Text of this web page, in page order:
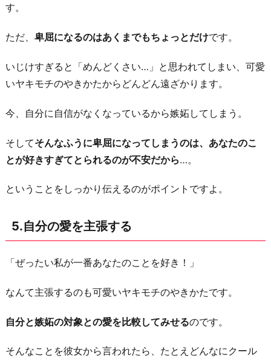
す。
ただ、 卑屈になるのはあくまでもちょっとだけです。
いじけすぎると「めんどくさい…」と思われてしまい、可愛
いヤキモチのやきかたからどんどん遠ざかります。
今、自分に自信がなくなっているから嫉妬してしまう。
そしてそんなふうに卑屈になってしまうのは、あなたのこ
とが好きすぎてとられるのが不安だから…。
ということをしっかり伝えるのがポイントですよ。
5.自分の愛を主張する
「ぜったい私が一番あなたのことを好き！」
なんて主張するのも可愛いヤキモチのやきかたです。
自分と嫉妬の対象との愛を比較してみせるのです。
そんなことを彼女から言われたら、たとえどんなにクール